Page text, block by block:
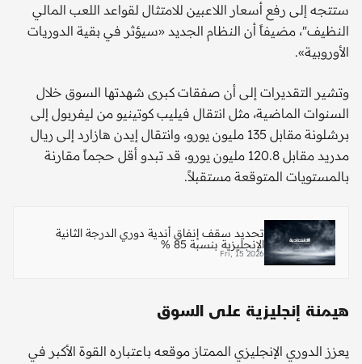
ستتجه إلى رفع أسعار اللاعبين للامتثال لقواعد اللعب المالي
النظيف"، مضيفاً أن النظام الجديد «سيؤثر في بقية الدوريات
الأوروبية».
وتشير التقديرات إلى أن صفقات كبرى شهدتها السوق خلال
السنوات الماضية، مثل انتقال فيليب كوتينيو من ليفربول إلى
برشلونة مقابل 135 مليون يورو، وانتقال إيدن هازارد إلى ريال
مدريد مقابل 120.8 مليون يورو، قد تبدو أقل حجماً مقارنة
بالمستويات المتوقعة مستقبلاً.
تحديد سقف إنفاق أندية دوري الدرجة الثانية
الإنجليزية بنسبة 85 %
Fri, 15 2026
هيمنة إنجليزية على السوق
يعزز الدوري الإنجليزي الممتاز موقعه باعتباره القوة الأكبر في